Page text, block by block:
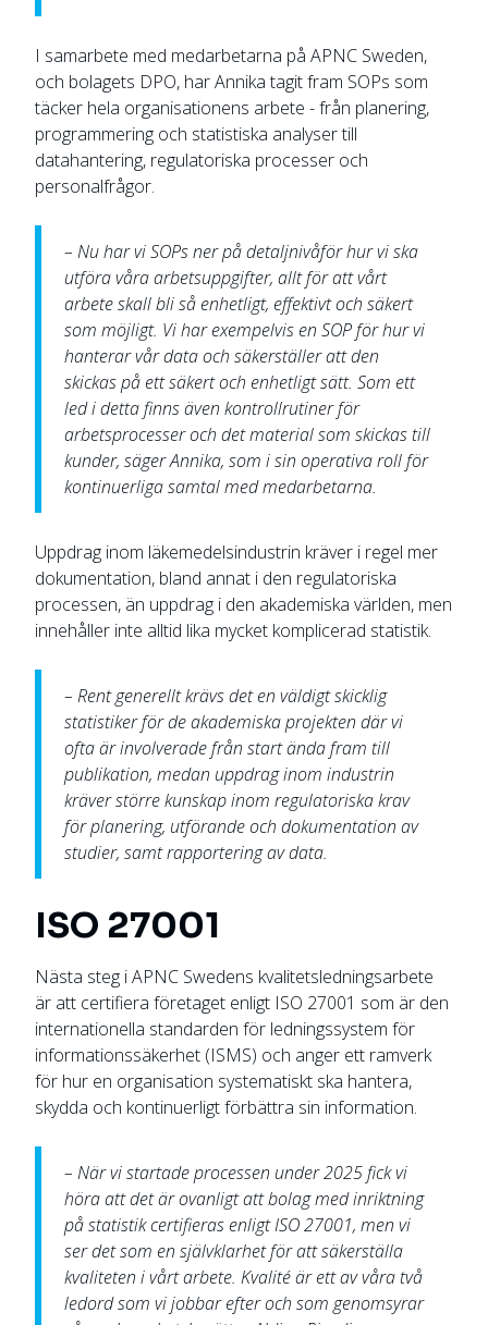
I samarbete med medarbetarna på APNC Sweden,
och bolagets DPO, har Annika tagit fram SOPs som
täcker hela organisationens arbete - från planering,
programmering och statistiska analyser till
datahantering, regulatoriska processer och
personalfrågor.
– Nu har vi SOPs ner på detaljnivåför hur vi ska
utföra våra arbetsuppgifter, allt för att vårt
arbete skall bli så enhetligt, effektivt och säkert
som möjligt. Vi har exempelvis en SOP för hur vi
hanterar vår data och säkerställer att den
skickas på ett säkert och enhetligt sätt. Som ett
led i detta finns även kontrollrutiner för
arbetsprocesser och det material som skickas till
kunder, säger Annika, som i sin operativa roll för
kontinuerliga samtal med medarbetarna.
Uppdrag inom läkemedelsindustrin kräver i regel mer
dokumentation, bland annat i den regulatoriska
processen, än uppdrag i den akademiska världen, men
innehåller inte alltid lika mycket komplicerad statistik.
– Rent generellt krävs det en väldigt skicklig
statistiker för de akademiska projekten där vi
ofta är involverade från start ända fram till
publikation, medan uppdrag inom industrin
kräver större kunskap inom regulatoriska krav
för planering, utförande och dokumentation av
studier, samt rapportering av data.
ISO 27001
Nästa steg i APNC Swedens kvalitetsledningsarbete
är att certifiera företaget enligt ISO 27001 som är den
internationella standarden för ledningssystem för
informationssäkerhet (ISMS) och anger ett ramverk
för hur en organisation systematiskt ska hantera,
skydda och kontinuerligt förbättra sin information.
– När vi startade processen under 2025 fick vi
höra att det är ovanligt att bolag med inriktning
på statistik certifieras enligt ISO 27001, men vi
ser det som en självklarhet för att säkerställa
kvaliteten i vårt arbete. Kvalité är ett av våra två
ledord som vi jobbar efter och som genomsyrar